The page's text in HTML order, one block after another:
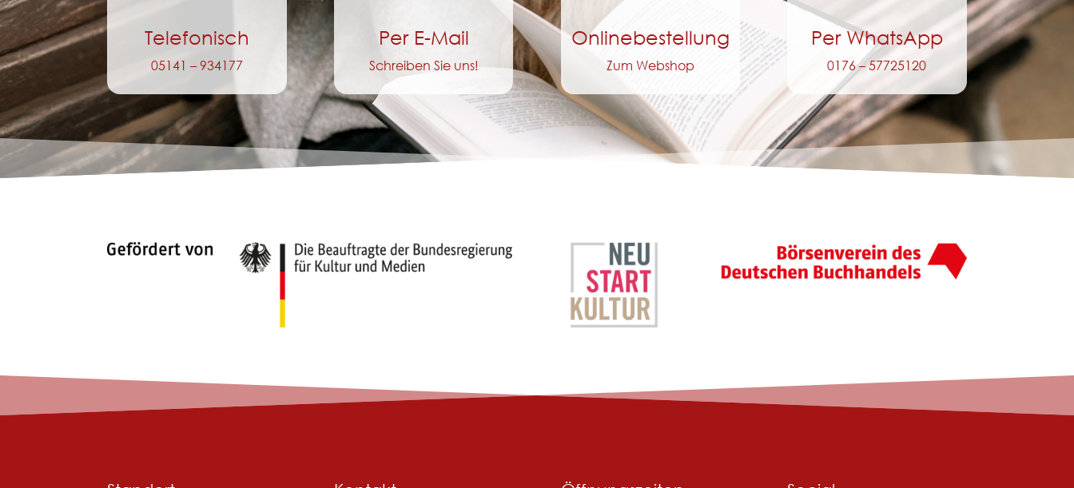
Telefonisch
05141 – 934177
Per E-Mail
Schreiben Sie uns!
Onlinebestellung
Zum Webshop
Per WhatsApp
0176 – 57725120